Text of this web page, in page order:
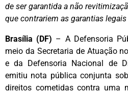
de ser garantida a não
que contrariem as garantias legais
Brasília (DF) – A Defensoria
meio da Secretaria de Atuação
e da Defensoria Nacional de
emitiu nota pública conjunta
direitos cometidas contra uma